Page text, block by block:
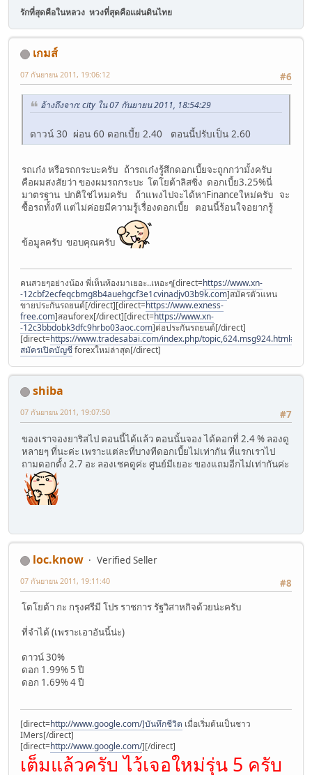
รักที่สุดคือในหลวง หวงที่สุดคือแผ่นดินไทย
เกมส์
#6
07 กันยายน 2011, 19:06:12
อ้างถึงจาก: city ใน 07 กันยายน 2011, 18:54:29
ดาวน์ 30 ผ่อน 60 ดอกเบี้ย 2.40 ตอนนี้ปรับเป็น 2.60
รถเก๋ง หรือรถกระบะครับ ถ้ารถเก๋งรู้สึกดอกเบี้ยจะถูกกว่ามั้งครับ
คือผมสงสัยว่า ของผมรถกระบะ โตโยต้าลิสซิ่ง ดอกเบี้ย3.25%นี่
มาตรฐาน ปกติใช่ไหมครับ ถ้าแพงไปจะได้หาFinanceใหม่ครับ จะ
ซื้อรถทั้งที แต่ไม่ค่อยมีความรู้เรื่องดอกเบี้ย ตอนนี้ร้อนใจอยากรู้
ข้อมูลครับ ขอบคุณครับ
คนสวยๆอย่างน้อง พี่เห็นท้องมาเยอะ..เหอะๆ[direct=https://www.xn-
-12cbf2ecfeqcbmg8b4auehgcf3e1cvinadjv03b9k.com]สมัครตัวแทน
ขายประกันรถยนต์[/direct][direct=https://www.exness-
free.com]สอนforex[/direct][direct=https://www.xn-
-12c3bbdobk3dfc9hrbo03aoc.com]ต่อประกันรถยนต์[/direct]
[direct=https://www.tradesabai.com/index.php/
สมัครเปิดบัญชีforexใหม่ล่าสุด[/direct]
shiba
#7
07 กันยายน 2011, 19:07:50
ของเราจองยาริสไป ตอนนี้ได้แล้ว ตอนนั้นจอง ได้ดอกที่ 2.4 % ลองดู
หลายๆ ที่นะค่ะ เพราะแต่ละที่บางทีดอกเบี้ยไม่เท่ากัน ที่แรกเราไป
ถามดอกตั้ง 2.7 อะ ลองเชคดูค่ะ ศูนย์มีเยอะ ของแถมอีกไม่เท่ากันค่ะ
loc.know
Verified Seller
#8
07 กันยายน 2011, 19:11:40
โตโยต้า กะ กรุงศรีมี โปร ราชการ รัฐวิสาหกิจด้วยน่ะครับ
ที่จำได้ (เพราะเอาอันนี้น่ะ)
ดาวน์ 30%
ดอก 1.99% 5 ปี
ดอก 1.69% 4 ปี
[direct=http://www.google.com/]บันทึกชีวิต เมื่อเริ่มต้นเป็นชาว
IMers[/direct]
[direct=http://www.google.com/][/direct]
เต็มแล้วครับ ไว้เจอใหม่รุ่น 5 ครับ